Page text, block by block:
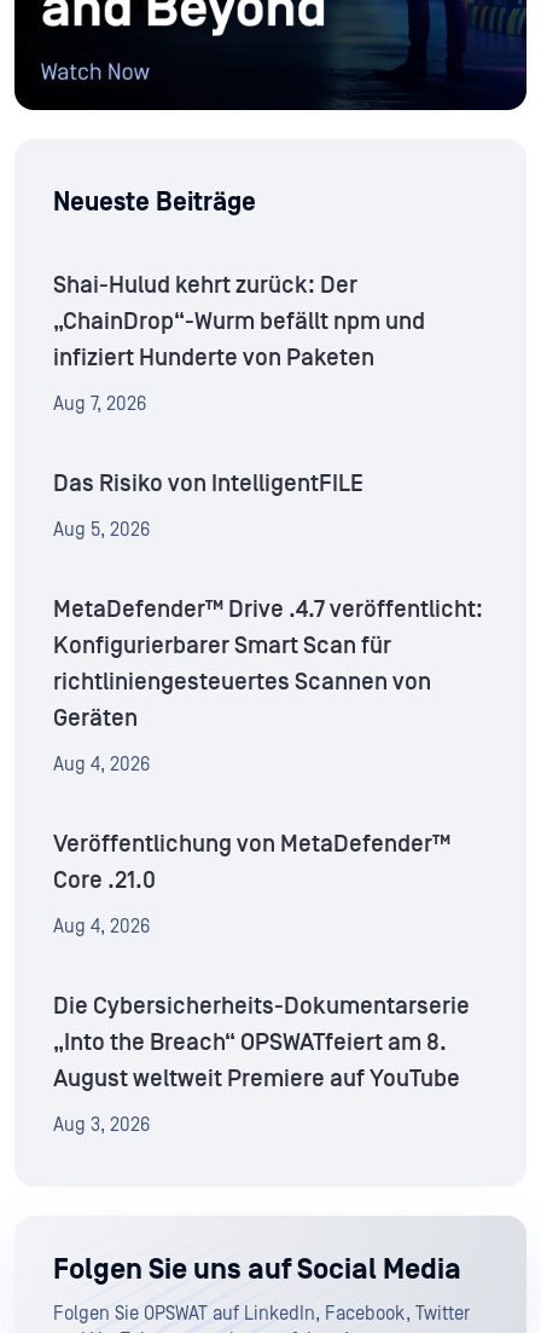
Neueste Beiträge
Shai-Hulud kehrt zurück: Der
„ChainDrop“-Wurm befällt npm und
infiziert Hunderte von Paketen
Aug 7, 2026
Das Risiko von IntelligentFILE
Aug 5, 2026
MetaDefender™ Drive .4.7 veröffentlicht:
Konfigurierbarer Smart Scan für
richtliniengesteuertes Scannen von
Geräten
Aug 4, 2026
Veröffentlichung von MetaDefender™
Core .21.0
Aug 4, 2026
Die Cybersicherheits-Dokumentarserie
„Into the Breach“ OPSWATfeiert am 8.
August weltweit Premiere auf YouTube
Aug 3, 2026
Folgen Sie uns auf Social Media
Folgen Sie OPSWAT auf LinkedIn, Facebook, Twitter